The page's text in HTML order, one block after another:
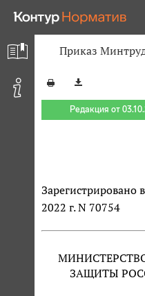
Приказ
Редакция от
Зарегистрировано
2022 г. N 70754
ЗАЩИТЫ